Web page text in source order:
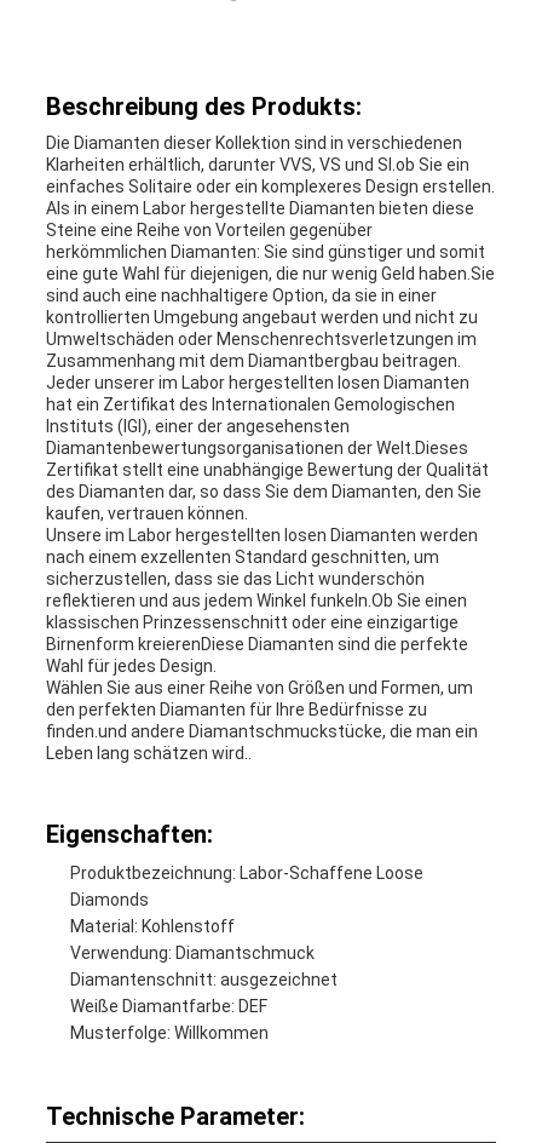
Beschreibung des Produkts:
Die Diamanten dieser Kollektion sind in verschiedenen
Klarheiten erhältlich, darunter VVS, VS und SI.ob Sie ein
einfaches Solitaire oder ein komplexeres Design erstellen.
Als in einem Labor hergestellte Diamanten bieten diese
Steine eine Reihe von Vorteilen gegenüber
herkömmlichen Diamanten: Sie sind günstiger und somit
eine gute Wahl für diejenigen, die nur wenig Geld haben.Sie
sind auch eine nachhaltigere Option, da sie in einer
kontrollierten Umgebung angebaut werden und nicht zu
Umweltschäden oder Menschenrechtsverletzungen im
Zusammenhang mit dem Diamantbergbau beitragen.
Jeder unserer im Labor hergestellten losen Diamanten
hat ein Zertifikat des Internationalen Gemologischen
Instituts (IGI), einer der angesehensten
Diamantenbewertungsorganisationen der Welt.Dieses
Zertifikat stellt eine unabhängige Bewertung der Qualität
des Diamanten dar, so dass Sie dem Diamanten, den Sie
kaufen, vertrauen können.
Unsere im Labor hergestellten losen Diamanten werden
nach einem exzellenten Standard geschnitten, um
sicherzustellen, dass sie das Licht wunderschön
reflektieren und aus jedem Winkel funkeln.Ob Sie einen
klassischen Prinzessenschnitt oder eine einzigartige
Birnenform kreierenDiese Diamanten sind die perfekte
Wahl für jedes Design.
Wählen Sie aus einer Reihe von Größen und Formen, um
den perfekten Diamanten für Ihre Bedürfnisse zu
finden.und andere Diamantschmuckstücke, die man ein
Leben lang schätzen wird..
Eigenschaften:
Produktbezeichnung: Labor-Schaffene Loose
Diamonds
Material: Kohlenstoff
Verwendung: Diamantschmuck
Diamantenschnitt: ausgezeichnet
Weiße Diamantfarbe: DEF
Musterfolge: Willkommen
Technische Parameter: